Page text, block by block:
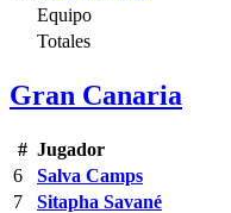
Equipo
Totales
Gran Canaria
# Jugador
6
Salva Camps
7
Sitapha Savané